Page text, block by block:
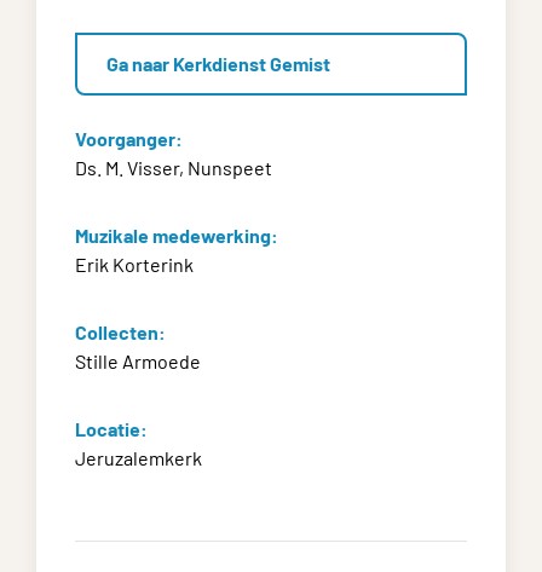
Ga naar Kerkdienst Gemist
Voorganger:
Ds. M. Visser, Nunspeet
Muzikale medewerking:
Erik Korterink
Collecten:
Stille Armoede
Locatie:
Jeruzalemkerk